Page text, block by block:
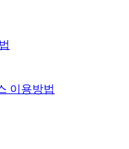
이용방법